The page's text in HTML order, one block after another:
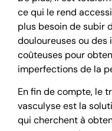
ce qui le rend
plus besoin de subir
douloureuses ou
coûteuses pour
imperfections de la
En fin de compte, le
vasculyse est la
qui cherchent à